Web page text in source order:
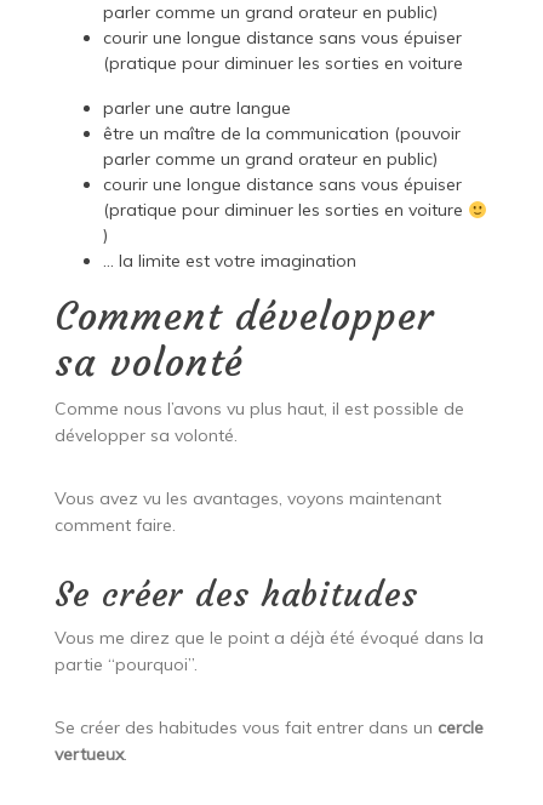
parler comme un grand orateur en public)
courir une longue distance sans vous épuiser
(pratique pour diminuer les sorties en voiture
parler une autre langue
être un maître de la communication (pouvoir
parler comme un grand orateur en public)
courir une longue distance sans vous épuiser
(pratique pour diminuer les sorties en voiture
)
… la limite est votre imagination
Comment développer
sa volonté
Comme nous l’avons vu plus haut, il est possible de
développer sa volonté.
Vous avez vu les avantages, voyons maintenant
comment faire.
Se créer des habitudes
Vous me direz que le point a déjà été évoqué dans la
partie “pourquoi”.
Se créer des habitudes vous fait entrer dans un cercle
vertueux.